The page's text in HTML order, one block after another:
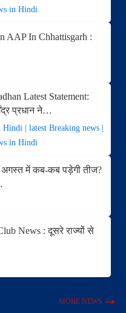
in Hindi
AAP In Chhattisgarh :
Latest Statement:
प्रधान ने…
| latest Breaking news |
in Hindi
अगस्त में कब-कब पड़ेगी तीज?
News : दूसरे राज्यों से
MORE NEWS